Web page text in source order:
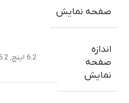
صفحه نمایش
اندازه
صفحه
نمایش